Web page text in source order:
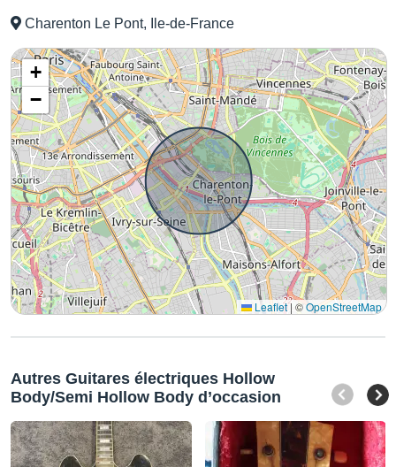
Charenton Le Pont, Ile-de-France
+
−
Leaflet| ©OpenStreetMap
Autres Guitares électriques Hollow
Body/Semi Hollow Body d’occasion